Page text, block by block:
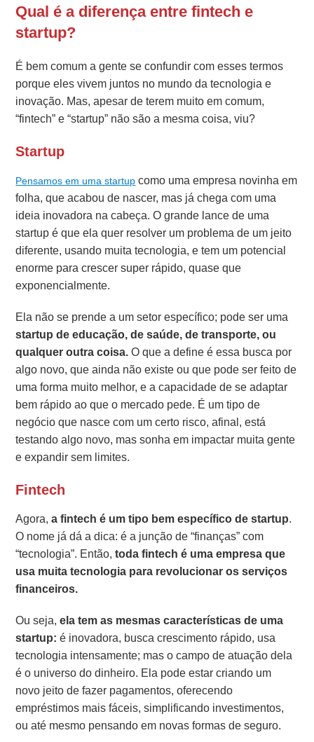
Qual é a diferença entre fintech e
startup?
É bem comum a gente se confundir com esses termos
porque eles vivem juntos no mundo da tecnologia e
inovação. Mas, apesar de terem muito em comum,
“fintech” e “startup” não são a mesma coisa, viu?
Startup
Pensamos em uma startup como uma empresa novinha em
folha, que acabou de nascer, mas já chega com uma
ideia inovadora na cabeça. O grande lance de uma
startup é que ela quer resolver um problema de um jeito
diferente, usando muita tecnologia, e tem um potencial
enorme para crescer super rápido, quase que
exponencialmente.
Ela não se prende a um setor específico; pode ser uma
startup de educação, de saúde, de transporte, ou
qualquer outra coisa.O que a define é essa busca por
algo novo, que ainda não existe ou que pode ser feito de
uma forma muito melhor, e a capacidade de se adaptar
bem rápido ao que o mercado pede. É um tipo de
negócio que nasce com um certo risco, afinal, está
testando algo novo, mas sonha em impactar muita gente
e expandir sem limites.
Fintech
Agora,a fintech é um tipo bem específico de startup.
O nome já dá a dica: é a junção de “finanças” com
“tecnologia”. Então,toda fintech é uma empresa que
usa muita tecnologia para revolucionar os serviços
financeiros.
Ou seja,ela tem as mesmas características de uma
startup: é inovadora, busca crescimento rápido, usa
tecnologia intensamente; mas o campo de atuação dela
é o universo do dinheiro. Ela pode estar criando um
novo jeito de fazer pagamentos, oferecendo
empréstimos mais fáceis, simplificando investimentos,
ou até mesmo pensando em novas formas de seguro.